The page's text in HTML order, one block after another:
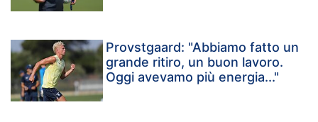
Provstgaard: "Abbiamo fatto un
grande ritiro, un buon lavoro.
Oggi avevamo più energia..."